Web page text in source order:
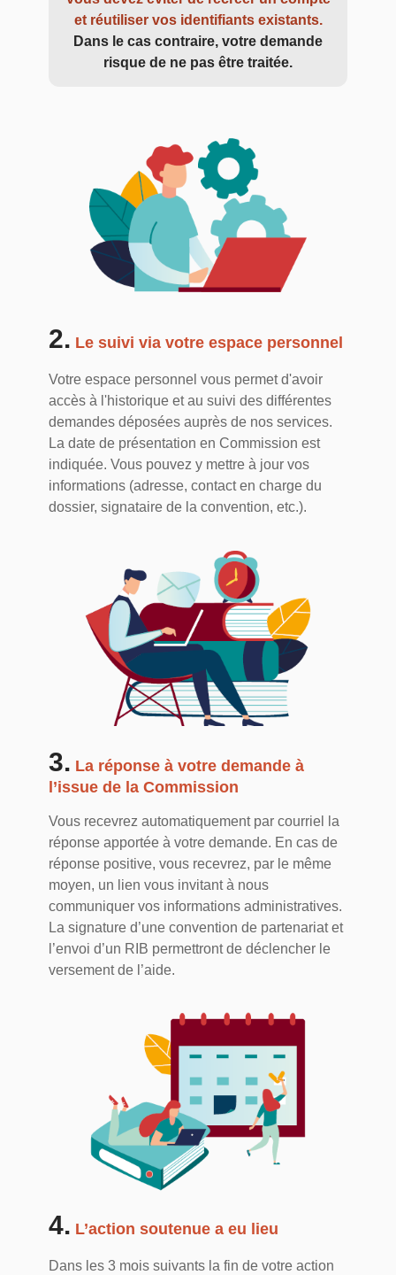
et réutiliser vos identifiants existants.
Dans le cas contraire, votre demande
risque de ne pas être traitée.
2. Le suivi via votre espace personnel
Votre espace personnel vous permet d'avoir
accès à l'historique et au suivi des différentes
demandes déposées auprès de nos services.
La date de présentation en Commission est
indiquée. Vous pouvez y mettre à jour vos
informations (adresse, contact en charge du
dossier, signataire de la convention, etc.).
3. La réponse à votre demande à
l’issue de la Commission
Vous recevrez automatiquement par courriel la
réponse apportée à votre demande. En cas de
réponse positive, vous recevrez, par le même
moyen, un lien vous invitant à nous
communiquer vos informations administratives.
La signature d’une convention de partenariat et
l’envoi d’un RIB permettront de déclencher le
versement de l’aide.
4. L’action soutenue a eu lieu
Dans les 3 mois suivants la fin de votre action